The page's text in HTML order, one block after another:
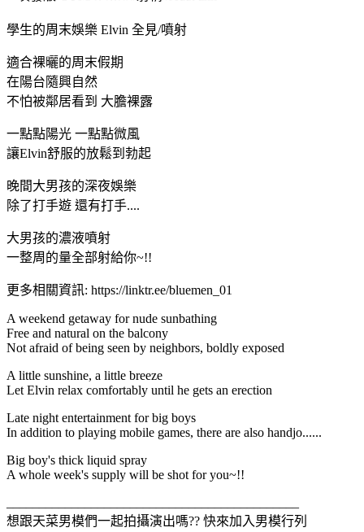
學生的周末娛樂 Elvin 全見/噴射
適合裸曬的周末假期
在陽台隨興自然
不怕被鄰居看到 大膽裸露
一點點陽光 一點點微風
讓Elvin舒服的放鬆到勃起
晚間大男孩的深夜娛樂
除了打手遊 還有打手....
大男孩的濃液噴射
一整周的量全部射給你~!!
更多相關資訊: https://linktr.ee/bluemen_01
A weekend getaway for nude sunbathing
Free and natural on the balcony
Not afraid of being seen by neighbors, boldly exposed
A little sunshine, a little breeze
Let Elvin relax comfortably until he gets an erection
Late night entertainment for big boys
In addition to playing mobile games, there are also handjo......
Big boy's thick liquid spray
A whole week's supply will be shot for you~!!
想跟天菜男模們一起拍攝演出嗎?? 快來加入男模行列